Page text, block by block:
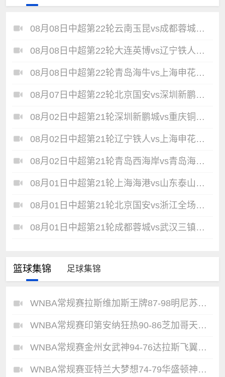
08月08日中超第22轮云南玉昆vs成都蓉城全场录像
08月08日中超第22轮大连英博vs辽宁铁人全场录像
08月08日中超第22轮青岛海牛vs上海申花全场录像
08月07日中超第22轮北京国安vs深圳新鹏城全场录像
08月02日中超第21轮深圳新鹏城vs重庆铜梁龙全场录像
08月02日中超第21轮辽宁铁人vs上海申花全场录像
08月02日中超第21轮青岛西海岸vs青岛海牛全场录像
08月01日中超第21轮上海海港vs山东泰山全场录像
08月01日中超第21轮北京国安vs浙江全场录像
08月01日中超第21轮成都蓉城vs武汉三镇全场录像
篮球集锦 足球集锦
WNBA常规赛拉斯维加斯王牌87-98明尼苏达山猫全场集锦
WNBA常规赛印第安纳狂热90-86芝加哥天空全场集锦
WNBA常规赛金州女武神94-76达拉斯飞翼全场集锦
WNBA常规赛亚特兰大梦想74-79华盛顿神秘人全场集锦